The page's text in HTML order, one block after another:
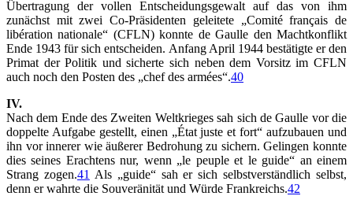
Übertragung der vollen Entscheidungsgewalt auf das von ihm
zunächst mit zwei Co-Präsidenten geleitete „Comité français de
libération nationale“ (CFLN) konnte de Gaulle den Machtkonflikt
Ende 1943 für sich entscheiden. Anfang April 1944 bestätigte er den
Primat der Politik und sicherte sich neben dem Vorsitz im CFLN
auch noch den Posten des „chef des armées“.40
IV.
Nach dem Ende des Zweiten Weltkrieges sah sich de Gaulle vor die
doppelte Aufgabe gestellt, einen „État juste et fort“ aufzubauen und
ihn vor innerer wie äußerer Bedrohung zu sichern. Gelingen konnte
dies seines Erachtens nur, wenn „le peuple et le guide“ an einem
Strang zogen.41 Als „guide“ sah er sich selbstverständlich selbst,
denn er wahrte die Souveränität und Würde Frankreichs.42